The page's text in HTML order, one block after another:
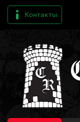
Контакты